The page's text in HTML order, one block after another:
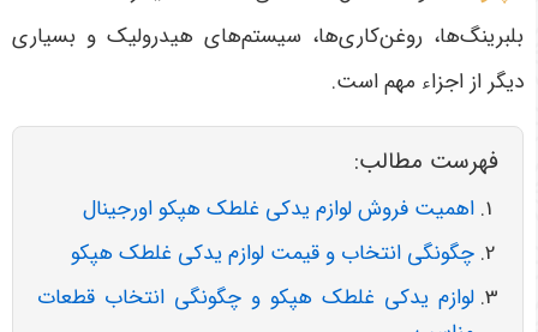
بلبرینگ‌ها، روغن‌کاری‌ها، سیستم‌های هیدرولیک و بسیاری
دیگر از اجزاء مهم است.
فهرست مطالب:
اهمیت فروش لوازم یدکی غلطک هپکو اورجینال
چگونگی انتخاب و قیمت لوازم یدکی غلطک هپکو
لوازم یدکی غلطک هپکو و چگونگی انتخاب قطعات